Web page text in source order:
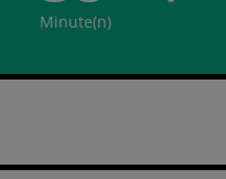
Minute(n)